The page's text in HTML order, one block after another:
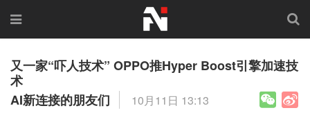
又一家“吓人技术” OPPO推Hyper Boost引擎加速技
术
AI新连接的朋友们
10月11日 13:13